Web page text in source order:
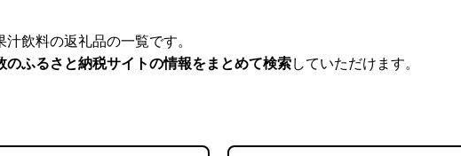
飲料の返礼品の一覧です。
のふるさと納税サイトの情報をまとめて検索していただけます。